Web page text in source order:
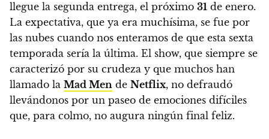
llegue la segunda entrega, el próximo 31 de enero.
La expectativa, que ya era muchísima, se fue por
las nubes cuando nos enteramos de que esta sexta
temporada sería la última. El show, que siempre se
caracterizó por su crudeza y que muchos han
llamado la Mad Men de Netflix, no defraudó
llevándonos por un paseo de emociones difíciles
que, para colmo, no augura ningún final feliz.